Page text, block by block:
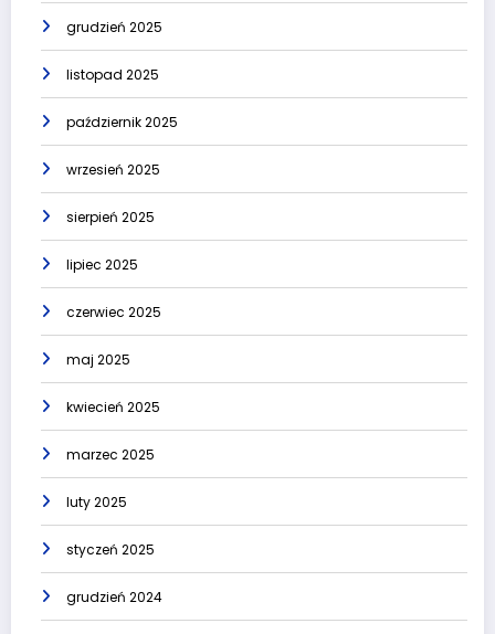
grudzień 2025
listopad 2025
październik 2025
wrzesień 2025
sierpień 2025
lipiec 2025
czerwiec 2025
maj 2025
kwiecień 2025
marzec 2025
luty 2025
styczeń 2025
grudzień 2024